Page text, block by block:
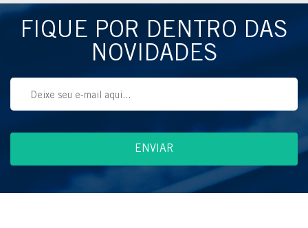
FIQUE POR DENTRO DAS
NOVIDADES